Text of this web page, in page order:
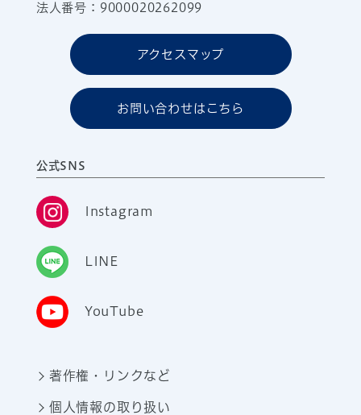
法人番号：9000020262099
アクセスマップ
お問い合わせはこちら
公式SNS
Instagram
LINE
YouTube
著作権・リンクなど
個人情報の取り扱い